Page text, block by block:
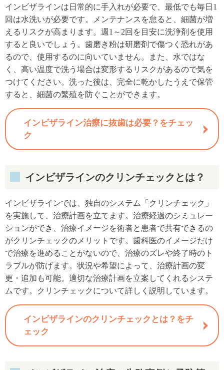
インビザラインは日常的に手入れが必要で、最低でも毎日1
回は水洗いが必要です。メンテナンスを怠ると、細菌が増
えるリスクが高まります。週1～2回を目安に洗浄剤を使用
すると良いでしょう。歯磨き粉は研磨剤で傷つく恐れがあ
るので、使用するのに向いていません。また、水ではな
く、高い温度で洗う場合は変形するリスクがあるので気を
つけてください。洗った後は、完全に乾かしたうえで保管
すると、細菌の繁殖を防ぐことができます。
インビザライン治療に抜歯は必要？をチェッ
ク
インビザラインのクリンチェックとは？
インビザラインでは、独自のシステム「クリンチェック」
を実施して、治療計画を立てます。治療経過のシミュレー
ションができ、治療イメージを術者と患者で共有できるの
がクリンチェックのメリットです。歯科医のイメージだけ
で治療を進めることがないので、治療のズレや終了時のト
ラブルが防げます。状況や希望によって、治療計画の変
更・追加も可能。適切な治療計画を立案してくれるシステ
ムです。クリンチェックについて詳しく説明しています。
インビザラインのクリンチェックとは？をチ
ェック